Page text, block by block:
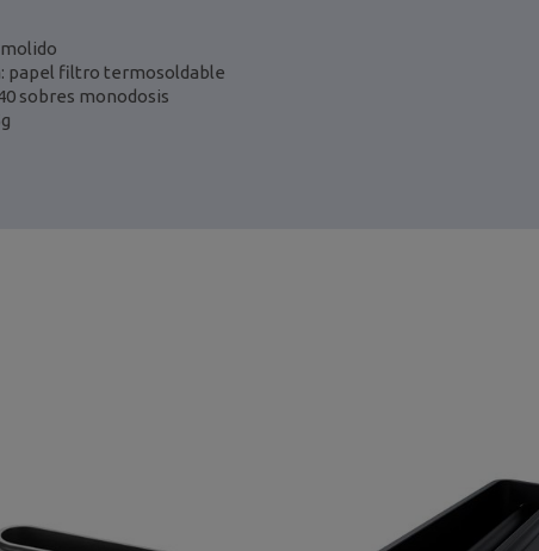
papel filtro termosoldable
sobres monodosis